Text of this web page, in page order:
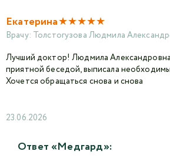
Екатерина★★★★★
Врачу: Толстогузова Людмила
Лучший доктор! Людмила
приятной беседой, выписала
Хочется обращаться снова и снова
23.06.2026
Ответ «Медгард»: